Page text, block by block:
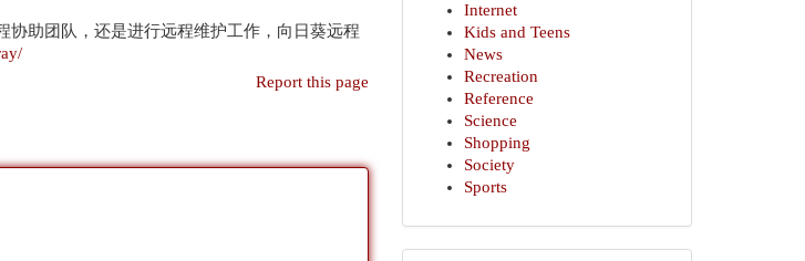
助团队，还是进行远程维护工作，向日葵远程
Report this page
Internet
Kids and Teens
News
Recreation
Reference
Science
Shopping
Society
Sports